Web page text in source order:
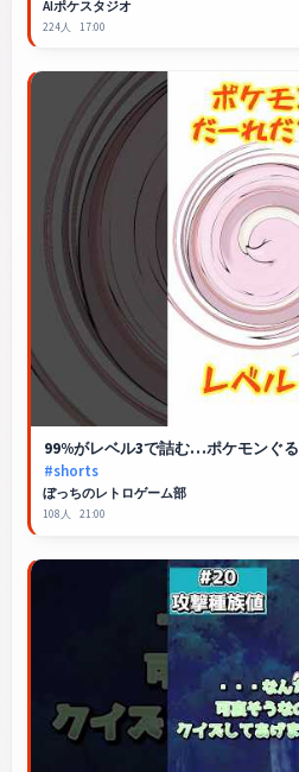
AIポケスタジオ
224人 17:00
99%がレベル3で詰む…ポケモンぐる
#shorts
ぼっちのレトロゲーム部
108人 21:00